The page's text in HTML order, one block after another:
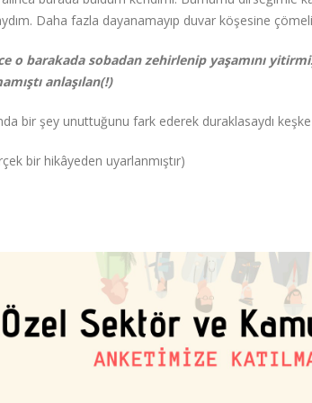
Daha fazla dayanamayıp duvar köşesine
o barakada sobadan zehirlenip yaşamını
anlaşılan(!)
bir şey unuttuğunu fark ederek duraklasaydı
bir hikâyeden uyarlanmıştır)